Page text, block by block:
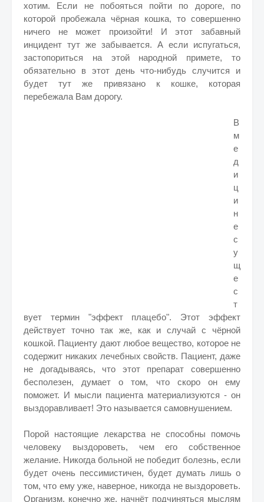
хотим. Если не побояться пойти по дороге, по
которой пробежала чёрная кошка, то совершенно
ничего не может произойти! И этот забавный
инцидент тут же забывается. А если испугаться,
застопориться на этой народной примете, то
обязательно в этот день что-нибудь случится и
будет тут же привязано к кошке, которая
перебежала Вам дорогу.
В
м
е
д
и
ц
и
н
е
с
у
щ
е
с
т
вует термин "эффект плацебо". Этот эффект
действует точно так же, как и случай с чёрной
кошкой. Пациенту дают любое вещество, которое не
содержит никаких лечебных свойств. Пациент, даже
не догадываясь, что этот препарат совершенно
бесполезен, думает о том, что скоро он ему
поможет. И мысли пациента материализуются - он
выздоравливает! Это называется самовнушением.
Порой настоящие лекарства не способны помочь
человеку выздороветь, чем его собственное
желание. Никогда больной не победит болезнь, если
будет очень пессимистичен, будет думать лишь о
том, что ему уже, наверное, никогда не выздороветь.
Организм, конечно же, начнёт подчиняться мыслям